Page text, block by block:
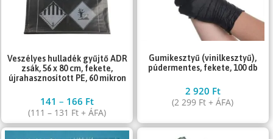
Veszélyes hulladék gyűjtő ADR
zsák, 56 x 80 cm, fekete,
újrahasznosított PE, 60 mikron
141– 166 Ft
(111– 131 Ft + ÁFA)
Gumikesztyű (vinilkesztyű),
púdermentes, fekete, 100 db
2 920 Ft
(2 299 Ft + ÁFA)